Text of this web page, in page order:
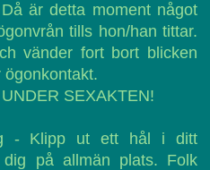
är detta moment något
tills hon/han tittar.
vänder fort bort blicken
SEXAKTEN!
- Klipp ut ett hål i ditt
på allmän plats. Folk